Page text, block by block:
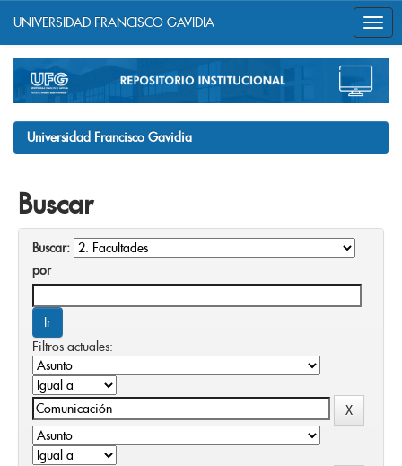
navigation
UNIVERSIDAD FRANCISCO GAVIDIA
Universidad Francisco Gavidia
Buscar
Buscar:
por
Filtros actuales: